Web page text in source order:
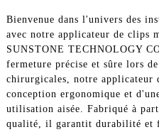
Bienvenue dans l'univers des
avec notre applicateur de clips
SUNSTONE TECHNOLOGY
fermeture précise et sûre lors
chirurgicales, notre applicateur
conception ergonomique et
utilisation aisée. Fabriqué à
qualité, il garantit durabilité et